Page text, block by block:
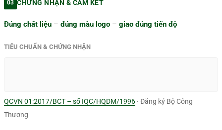
03 CHỨNG NHẬN & CAM KẾT
Đúng chất liệu – đúng màu logo – giao đúng tiến độ
TIÊU CHUẨN & CHỨNG NHẬN
QCVN 01:2017/BCT – số IQC/HQDM/1996 · Đăng ký Bộ Công
Thương